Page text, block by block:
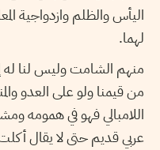
اليأس والظلم وازدواجية
لهما.
منهم الشامت وليس لنا له
من قيمنا ولو على العدو
اللامبالي فهو في همومه
عربي قديم حتى لا يقال